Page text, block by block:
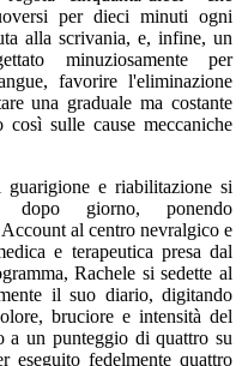
per dieci minuti ogni
alla scrivania, e, infine, un
minuziosamente per
favorire l'eliminazione
una graduale ma costante
sulle cause meccaniche
e riabilitazione si
dopo giorno, ponendo
al centro nevralgico e
e terapeutica presa dal
Rachele si sedette al
il suo diario, digitando
bruciore e intensità del
a un punteggio di quattro su
eseguito fedelmente quattro